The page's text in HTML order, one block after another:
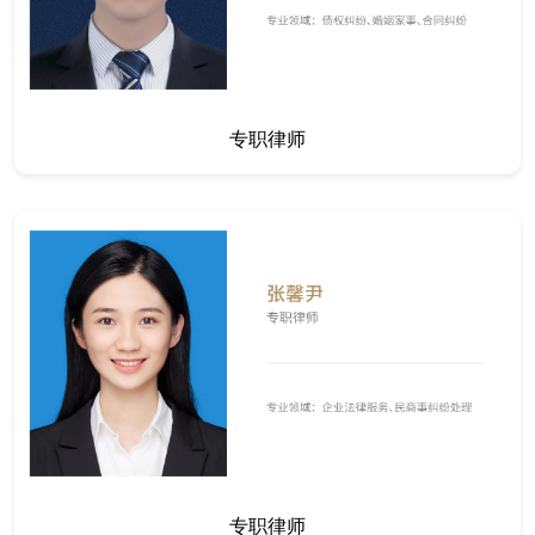
专职律师
专职律师